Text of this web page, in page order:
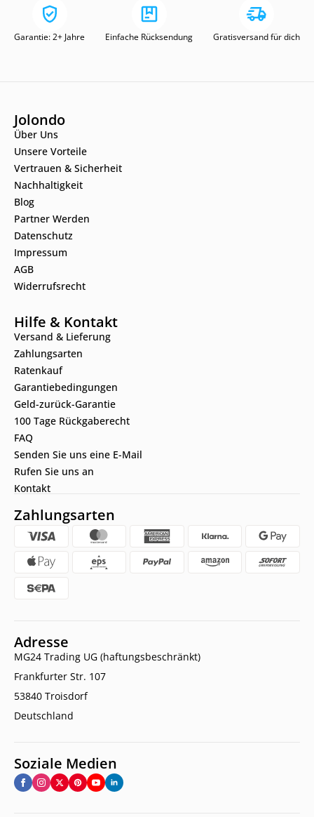
Garantie: 2+ Jahre Einfache Rücksendung Gratisversand für dich
Jolondo
Über Uns
Unsere Vorteile
Vertrauen & Sicherheit
Nachhaltigkeit
Blog
Partner Werden
Datenschutz
Impressum
AGB
Widerrufsrecht
Hilfe & Kontakt
Versand & Lieferung
Zahlungsarten
Ratenkauf
Garantiebedingungen
Geld-zurück-Garantie
100 Tage Rückgaberecht
FAQ
Senden Sie uns eine E-Mail
Rufen Sie uns an
Kontakt
Zahlungsarten
Adresse
MG24 Trading UG (haftungsbeschränkt)
Frankfurter Str. 107
53840 Troisdorf
Deutschland
Soziale Medien